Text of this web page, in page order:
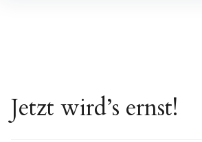
Jetzt wird’s ernst!